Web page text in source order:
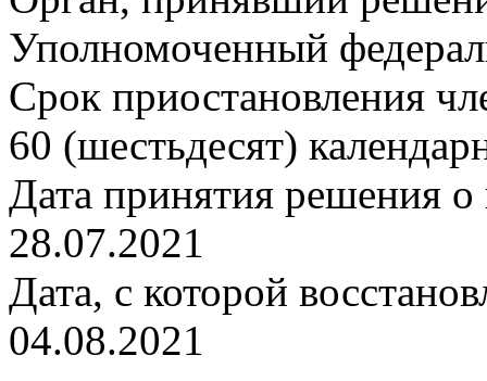
Уполномоченный
Срок приостановления
60 (шестьдесят)
Дата принятия решения о
28.07.2021
Дата, с которой
04.08.2021